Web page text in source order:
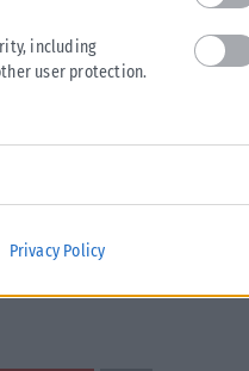
including
user protection.
Privacy Policy
βιολί.
παρασκήνιο».
επέκρινα
ο μαέστρος μιας
αυτό είναι